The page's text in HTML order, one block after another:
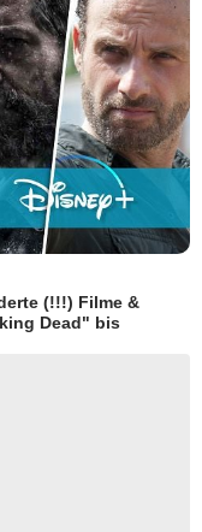
(!!!) Filme &
Dead" bis